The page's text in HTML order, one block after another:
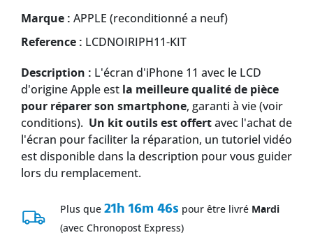
Marque : APPLE (reconditionné a neuf)
Reference : LCDNOIRIPH11-KIT
Description : L'écran d'iPhone 11 avec le LCD
d'origine Apple est la meilleure qualité de pièce
pour réparer son smartphone, garanti à vie (voir
conditions). Un kit outils est offertavec l'achat de
l'écran pour faciliter la réparation, un tutoriel vidéo
est disponible dans la description pour vous guider
lors du remplacement.
Plus que 21h 16m 46s pour être livré Mardi
(avec Chronopost Express)